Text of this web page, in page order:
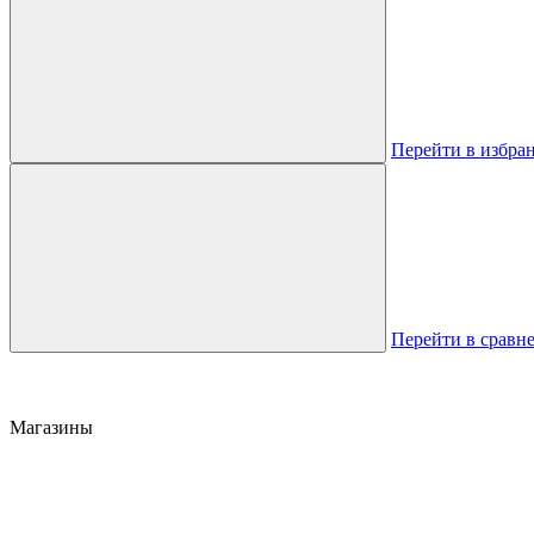
Перейти в
Перейти в
Магазины